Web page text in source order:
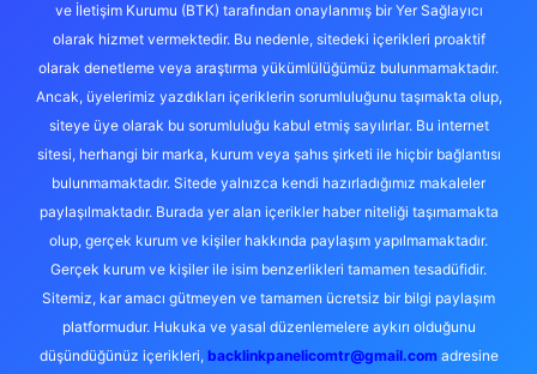
ve İletişim Kurumu (BTK) tarafından onaylanmış bir Yer Sağlayıcı
olarak hizmet vermektedir. Bu nedenle, sitedeki içerikleri proaktif
olarak denetleme veya araştırma yükümlülüğümüz bulunmamaktadır.
Ancak, üyelerimiz yazdıkları içeriklerin sorumluluğunu taşımakta olup,
siteye üye olarak bu sorumluluğu kabul etmiş sayılırlar. Bu internet
sitesi, herhangi bir marka, kurum veya şahıs şirketi ile hiçbir bağlantısı
bulunmamaktadır. Sitede yalnızca kendi hazırladığımız makaleler
paylaşılmaktadır. Burada yer alan içerikler haber niteliği taşımamakta
olup, gerçek kurum ve kişiler hakkında paylaşım yapılmamaktadır.
Gerçek kurum ve kişiler ile isim benzerlikleri tamamen tesadüfidir.
Sitemiz, kar amacı gütmeyen ve tamamen ücretsiz bir bilgi paylaşım
platformudur. Hukuka ve yasal düzenlemelere aykırı olduğunu
düşündüğünüz içerikleri, backlinkpanelicomtr@gmail.comadresine